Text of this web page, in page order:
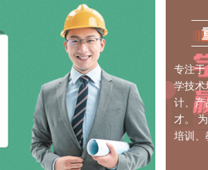
专注
学技
计、产
才。
培训